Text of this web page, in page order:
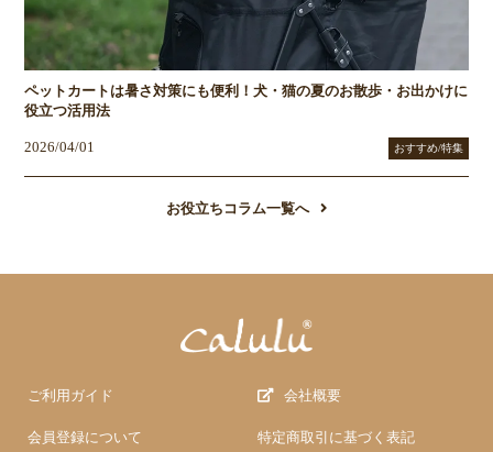
ペットカートは暑さ対策にも便利！犬・猫の夏のお散歩・お出かけに
役立つ活用法
2026/04/01 おすすめ/特集
お役立ちコラム一覧へ
ご利用ガイド
会員登録について
会社概要
特定商取引に基づく表記